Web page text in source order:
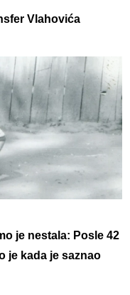
Vlahovića
je nestala: Posle 42
je kada je saznao